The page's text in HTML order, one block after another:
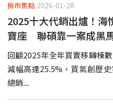
房市焦點 2026-01-28
2025十大代銷出爐！海
寶座 聯碩靠一案成黑
回顧2025年全年買賣移轉棟
減幅高達25.5%，買氣創歷
總銷...